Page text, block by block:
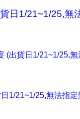
日1/21~1/25,無
(出貨日1/21~1/25,
1/21~1/25,無法指